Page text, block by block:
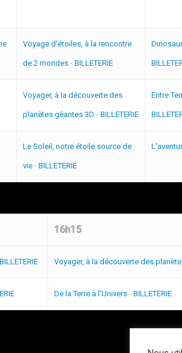
Voyage d’étoiles, à la rencontre
de 2 mondes - BILLETERIE
Voyager, à la découverte des
planètes géantes 3D - BILLETERIE
Entre
Le Soleil, notre étoile source de
vie - BILLETERIE
16h15
BILLETERIE Voyager, à la découverte des
De la Terre à l'Univers - BILLETERIE